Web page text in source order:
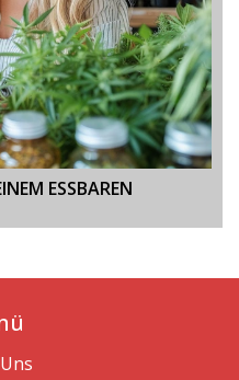
ESSBAREN